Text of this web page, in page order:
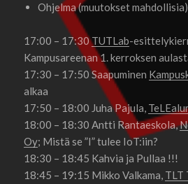
Ohjelma (muutokset
17:00 – 17:30TUTLab-
Kampusareenan 1. kerroksen
17:30 – 17:50 Saapuminen
alkaa
17:50 – 18:00 Juha Pajula,
18:00 – 18:30 Antti Rantaeskola,
Oy; Mistä se ”I” tulee IoT:iin?
18:30 – 18:45 Kahvia ja Pullaa !!!
18:45 – 19:15 Mikko Valkama, TLT